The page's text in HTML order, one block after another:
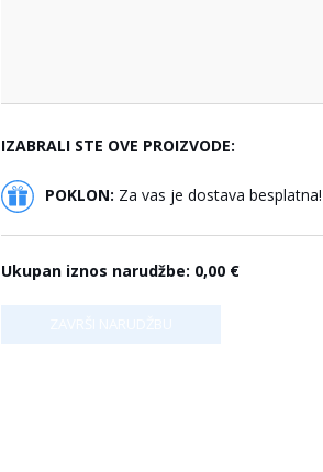
IZABRALI STE OVE PROIZVODE:
POKLON: Za vas je dostava besplatna!
Ukupan iznos narudžbe: 0,00 €